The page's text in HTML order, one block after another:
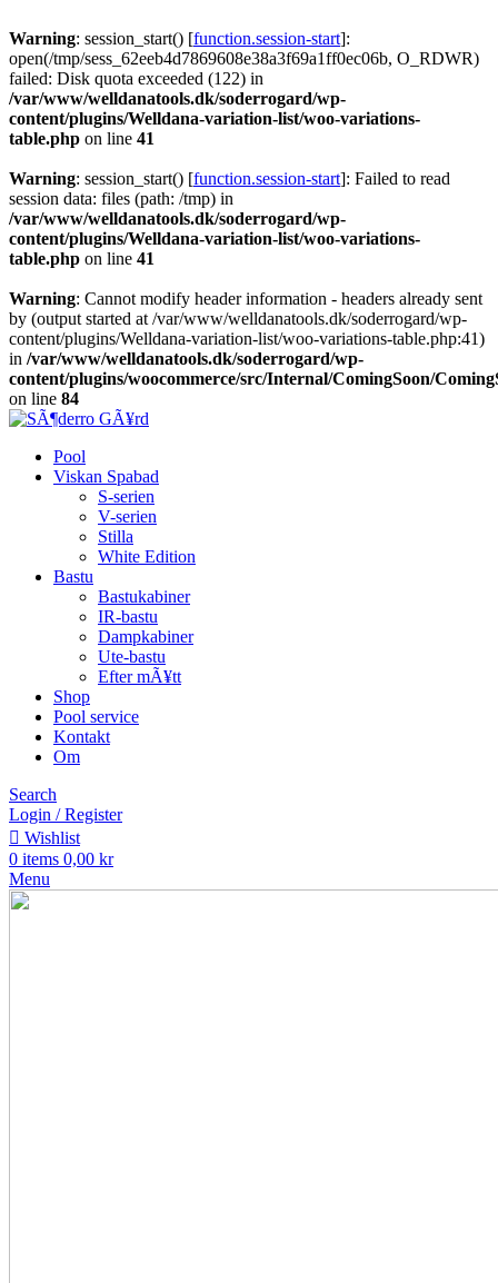
Warning: session_start() [function.session-start]:
open(/tmp/sess_62eeb4d7869608e38a3f69a1ff0ec06b, O_RDWR)
failed: Disk quota exceeded (122) in
/var/www/welldanatools.dk/soderrogard/wp-
content/plugins/Welldana-variation-list/woo-variations-
table.php on line 41
Warning: session_start() [function.session-start]: Failed to read
session data: files (path: /tmp) in
/var/www/welldanatools.dk/soderrogard/wp-
content/plugins/Welldana-variation-list/woo-variations-
table.php on line 41
Warning: Cannot modify header information - headers already sent
by (output started at /var/www/welldanatools.dk/soderrogard/wp-
content/plugins/Welldana-variation-list/woo-variations-table.php:41)
in /var/www/welldanatools.dk/soderrogard/wp-
content/plugins/woocommerce/src/Internal/ComingSoon/
on line 84
Pool
Viskan Spabad
S-serien
V-serien
Stilla
White Edition
Bastu
Bastukabiner
IR-bastu
Dampkabiner
Ute-bastu
Efter mÃ¥tt
Shop
Pool service
Kontakt
Om
Search
Login / Register
Wishlist
0 items 0,00 kr
Menu